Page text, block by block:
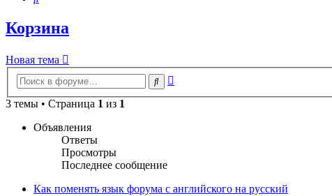
Корзина
Новая тема
Поиск
3 темы • Страница 1 из 1
Объявления
Ответы
Просмотры
Последнее сообщение
Как поменять язык форума с английского на русский